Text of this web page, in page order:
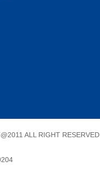
ALL RIGHT RESERVED.